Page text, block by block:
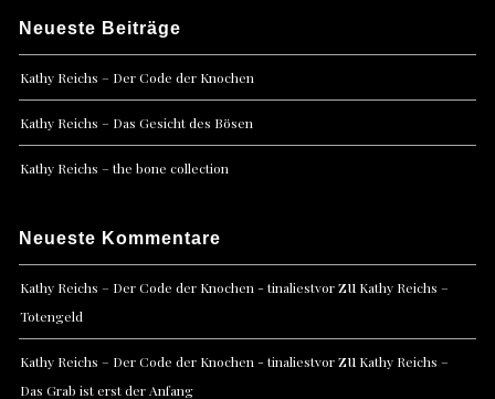
Neueste Beiträge
Kathy Reichs – Der Code der Knochen
Kathy Reichs – Das Gesicht des Bösen
Kathy Reichs – the bone collection
Neueste Kommentare
Kathy Reichs – Der Code der Knochen - tinaliestvorzu Kathy Reichs –
Totengeld
Kathy Reichs – Der Code der Knochen - tinaliestvorzu Kathy Reichs –
Das Grab ist erst der Anfang